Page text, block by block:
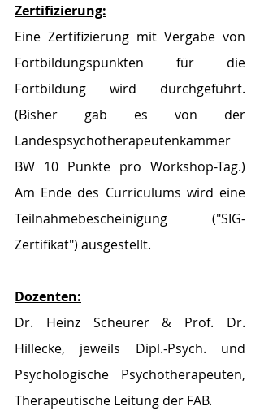
Zertifizierung:
Eine Zertifizierung mit Vergabe von
Fortbildungspunkten für die
Fortbildung wird durchgeführt.
(Bisher gab es von der
Landespsychotherapeutenkammer
BW 10 Punkte pro Workshop-Tag.)
Am Ende des Curriculums wird eine
Teilnahmebescheinigung ("SIG-
Zertifikat") ausgestellt.
Dozenten:
Dr. Heinz Scheurer & Prof. Dr.
Hillecke, jeweils Dipl.-Psych. und
Psychologische Psychotherapeuten,
Therapeutische Leitung der FAB.